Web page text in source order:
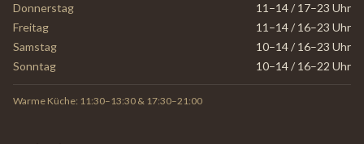
Donnerstag
11–14 / 17–23 Uhr
Freitag
11–14 / 16–23 Uhr
Samstag
10–14 / 16–23 Uhr
Sonntag
10–14 / 16–22 Uhr
Warme Küche: 11:30–13:30 & 17:30–21:00